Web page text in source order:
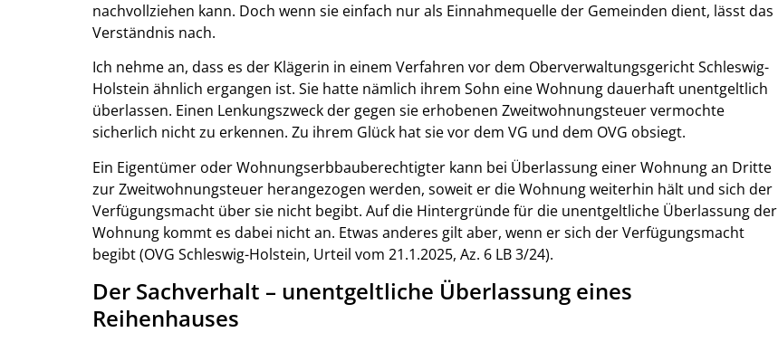
nachvollziehen kann. Doch wenn sie einfach nur als Einnahmequelle der Gemeinden dient, lässt das
Verständnis nach.
Ich nehme an, dass es der Klägerin in einem Verfahren vor dem Oberverwaltungsgericht Schleswig-
Holstein ähnlich ergangen ist. Sie hatte nämlich ihrem Sohn eine Wohnung dauerhaft unentgeltlich
überlassen. Einen Lenkungszweck der gegen sie erhobenen Zweitwohnungsteuer vermochte
sicherlich nicht zu erkennen. Zu ihrem Glück hat sie vor dem VG und dem OVG obsiegt.
Ein Eigentümer oder Wohnungserbbauberechtigter kann bei Überlassung einer Wohnung an Dritte
zur Zweitwohnungsteuer herangezogen werden, soweit er die Wohnung weiterhin hält und sich der
Verfügungsmacht über sie nicht begibt. Auf die Hintergründe für die unentgeltliche Überlassung der
Wohnung kommt es dabei nicht an. Etwas anderes gilt aber, wenn er sich der Verfügungsmacht
begibt (OVG Schleswig-Holstein, Urteil vom 21.1.2025, Az. 6 LB 3/24).
Der Sachverhalt – unentgeltliche Überlassung eines
Reihenhauses